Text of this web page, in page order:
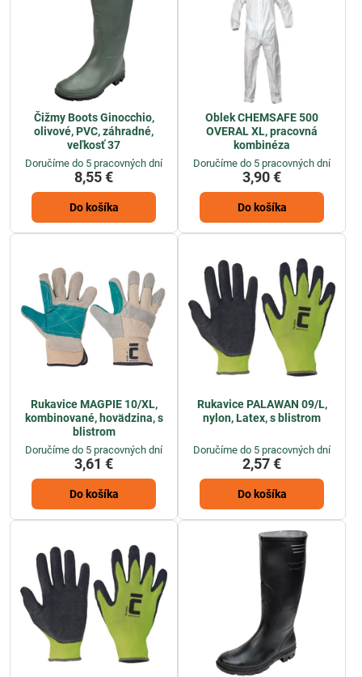
Čižmy Boots Ginocchio,
olivové, PVC, záhradné,
veľkosť 37
Doručíme do 5 pracovných dní
8,55 €
Do košíka
Oblek CHEMSAFE 500
OVERAL XL, pracovná
kombinéza
Doručíme do 5 pracovných dní
3,90 €
Do košíka
Rukavice MAGPIE 10/XL,
kombinované, hovädzina, s
blistrom
Doručíme do 5 pracovných dní
3,61 €
Do košíka
Rukavice PALAWAN 09/L,
nylon, Latex, s blistrom
Doručíme do 5 pracovných dní
2,57 €
Do košíka